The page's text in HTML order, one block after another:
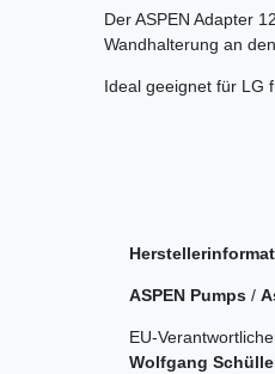
Der ASPEN Adapter
Wandhalterung an
Ideal geeignet für LG
ASPEN Pumps /
EU-
Wolfgang